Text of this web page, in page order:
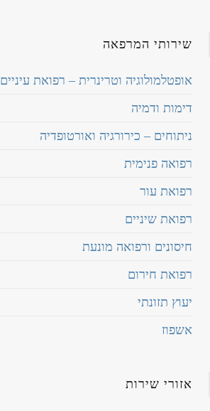
שירותי המרפאה
אופטלמולוגיה וטרינרית – רפואת עיניים
דימות ודמיה
ניתוחים – כירורגיה ואורטופדיה
רפואה פנימית
רפואת עור
רפואת שיניים
חיסונים ורפואה מונעת
רפואת חירום
יעוץ תזונתי
אשפוז
אזורי שירות